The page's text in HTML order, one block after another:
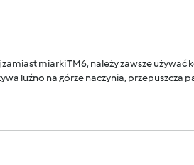
miarki TM6, należy zawsze używać
luźno na górze naczynia, przepuszcza